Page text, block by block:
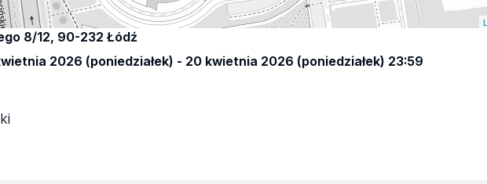
8/12, 90-232 Łódź
2026 (poniedziałek) - 20 kwietnia 2026 (poniedziałek) 23:59